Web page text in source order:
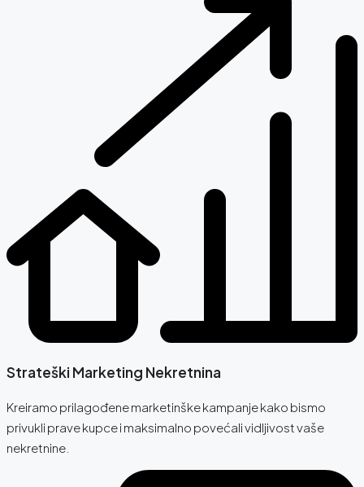
Strateški Marketing Nekretnina
Kreiramo prilagođene marketinške kampanje kako bismo
privukli prave kupce i maksimalno povećali vidljivost vaše
nekretnine.